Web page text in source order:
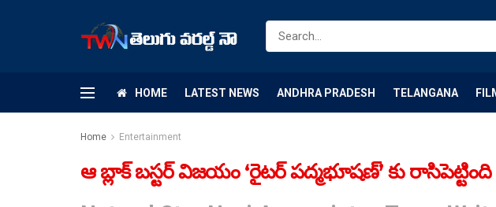
HOME LATEST NEWS ANDHRA PRADESH TELANGANA
Home Entertainment
ఆ బ్లాక్ బస్టర్ విజయం ‘రైటర్ పద్మభూషణ్’ కు